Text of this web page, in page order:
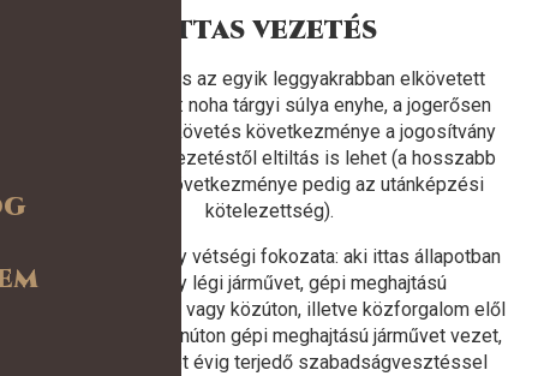
Ittas vezetés
Az ittas vezetés az egyik leggyakrabban elkövetett
bűncselekmény: noha tárgyi súlya enyhe, a jogerősen
megállapított elkövetés következménye a jogosítvány
elvétele, járművezetéstől eltiltás is lehet (a hosszabb
idejű eltiltás következménye pedig az utánképzési
kötelezettség).
A bűncselekmény vétségi fokozata: aki ittas állapotban
vasúti vagy légi járművet, gépi meghajtású
úszólétesítményt vagy közúton, illetve közforgalom elől
el nem zárt magánúton gépi meghajtású járművet vezet,
vétség miatt két évig terjedő szabadságvesztéssel